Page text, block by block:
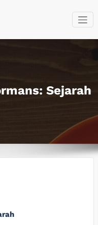
Sejarah